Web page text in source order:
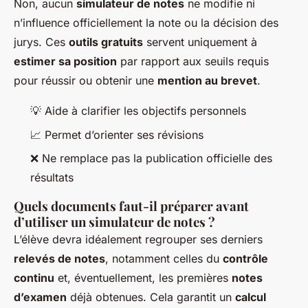
Non, aucun simulateur de notes ne modifie ni
n’influence officiellement la note ou la décision des
jurys. Ces outils gratuits servent uniquement à
estimer sa position par rapport aux seuils requis
pour réussir ou obtenir une mention au brevet.
💡 Aide à clarifier les objectifs personnels
📈 Permet d’orienter ses révisions
❌ Ne remplace pas la publication officielle des
résultats
Quels documents faut-il préparer avant
d’utiliser un simulateur de notes ?
L’élève devra idéalement regrouper ses derniers
relevés de notes, notamment celles du contrôle
continu et, éventuellement, les premières notes
d’examen déjà obtenues. Cela garantit un calcul